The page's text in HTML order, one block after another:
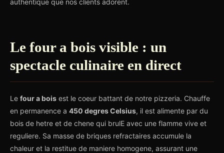
authentique que nos clients adorent.
Le four a bois visible : un
spectacle culinaire en direct
Le four a bois est le coeur battant de notre pizzeria. Chauffe
en permanence a 450 degres Celsius, il est alimente par du
bois de hetre et de chene qui brulE avec une flamme vive et
reguliere. Sa masse de briques refractaires accumule la
chaleur et la restitue de maniere homogene, assurant une